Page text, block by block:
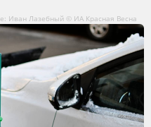
Иван Лазебный © ИА Красная Весна